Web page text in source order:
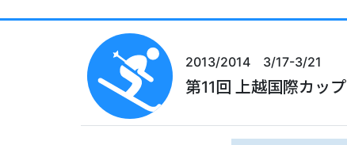
2013/2014 3/17-3/21
第11回 上越国際カップ